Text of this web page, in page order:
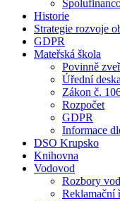
Historie
Strategie rozvoje
GDPR
Mateřská škola
Povinně
Úřední
Zákon č.
Rozpočet
GDPR
Informace
DSO Krupsko
Knihovna
Vodovod
Rozbory
Reklamační